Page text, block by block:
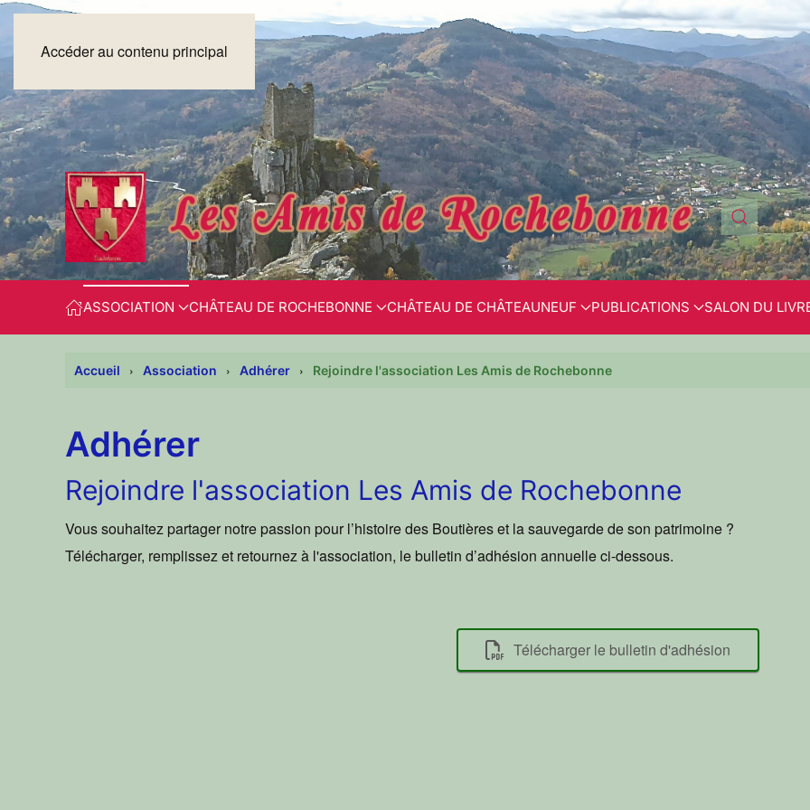
Accéder au contenu principal
ASSOCIATION CHÂTEAU DE ROCHEBONNE CHÂTEAU DE CHÂTEAUNEUF PUBLICATIONS SALON DU
Accueil Association Adhérer Rejoindre l'association Les Amis de Rochebonne
Adhérer
Rejoindre l'association Les Amis de Rochebonne
Vous souhaitez partager notre passion pour l’histoire des Boutières et la sauvegarde de son patrimoine ?
Télécharger, remplissez et retournez à l'association, le bulletin d’adhésion annuelle ci-dessous.
Télécharger le bulletin d'adhésion